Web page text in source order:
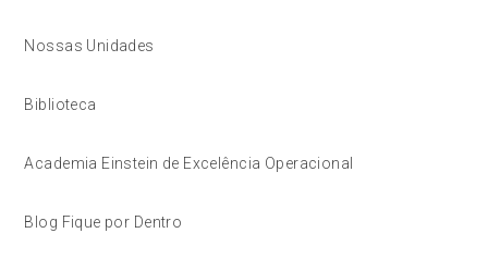
Nossas Unidades
Biblioteca
Academia Einstein de Excelência Operacional
Blog Fique por Dentro